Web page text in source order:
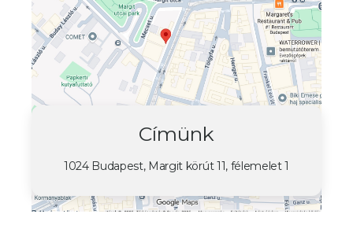
Címünk
1024 Budapest, Margit körút 11, félemelet 1